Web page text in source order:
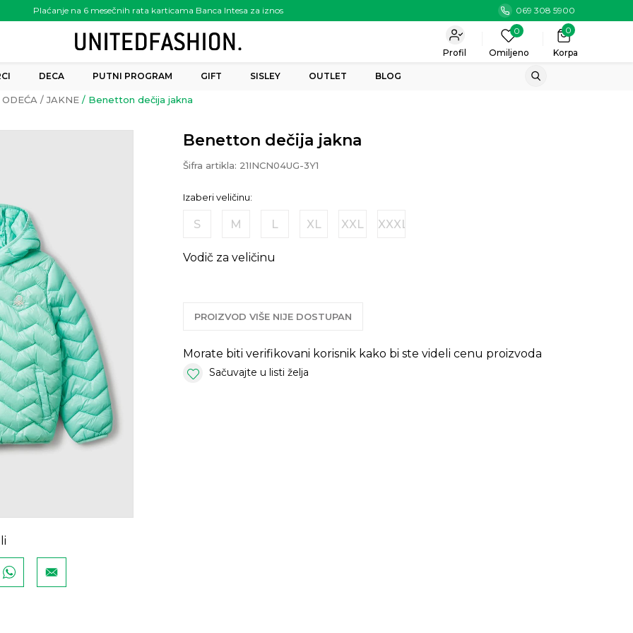
Plaćanje na 6 mesečnih rata karticama Banca Intesa za iznos
preko 6.000.00 rsd
069 308 5900
Korpa
0
0
Omiljeno
Profil
DECA PUTNI PROGRAM GIFT SISLEY OUTLET BLOG
ODEĆA JAKNE Benetton dečija jakna
Benetton dečija jakna
Šifra artikla: 21INCN04UG-3Y1
Izaberi veličinu:
S M L XL XXL XXXL
Vodič za veličinu
PROIZVOD VIŠE NIJE DOSTUPAN
Morate biti verifikovani korisnik kako bi ste videli cenu proizvoda
Sačuvajte u listi želja